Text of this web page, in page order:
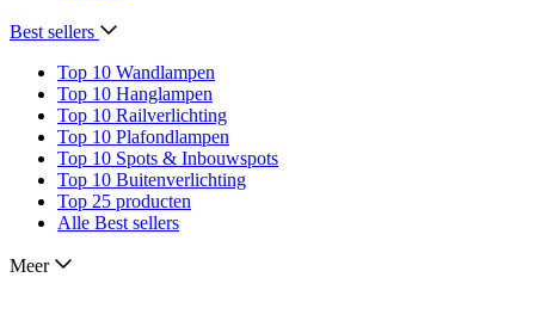
Best sellers
Top 10 Wandlampen
Top 10 Hanglampen
Top 10 Railverlichting
Top 10 Plafondlampen
Top 10 Spots & Inbouwspots
Top 10 Buitenverlichting
Top 25 producten
Alle Best sellers
Meer